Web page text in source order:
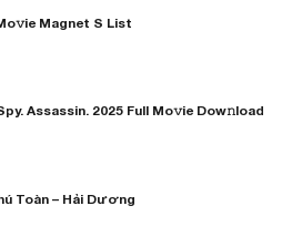
Magnet S List
Assassin. 2025 Full Mo𝚟ie Dow𝚗load
Toàn – Hải Dương